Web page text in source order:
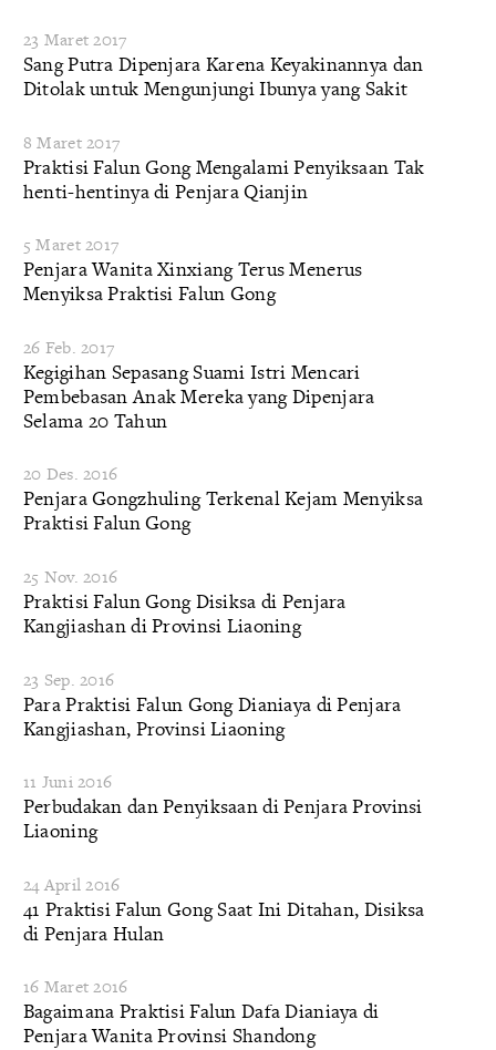
23 Maret 2017
Sang Putra Dipenjara Karena Keyakinannya dan
Ditolak untuk Mengunjungi Ibunya yang Sakit
8 Maret 2017
Praktisi Falun Gong Mengalami Penyiksaan Tak
henti-hentinya di Penjara Qianjin
5 Maret 2017
Penjara Wanita Xinxiang Terus Menerus
Menyiksa Praktisi Falun Gong
26 Feb. 2017
Kegigihan Sepasang Suami Istri Mencari
Pembebasan Anak Mereka yang Dipenjara
Selama 20 Tahun
20 Des. 2016
Penjara Gongzhuling Terkenal Kejam Menyiksa
Praktisi Falun Gong
25 Nov. 2016
Praktisi Falun Gong Disiksa di Penjara
Kangjiashan di Provinsi Liaoning
23 Sep. 2016
Para Praktisi Falun Gong Dianiaya di Penjara
Kangjiashan, Provinsi Liaoning
11 Juni 2016
Perbudakan dan Penyiksaan di Penjara Provinsi
Liaoning
24 April 2016
41 Praktisi Falun Gong Saat Ini Ditahan, Disiksa
di Penjara Hulan
16 Maret 2016
Bagaimana Praktisi Falun Dafa Dianiaya di
Penjara Wanita Provinsi Shandong